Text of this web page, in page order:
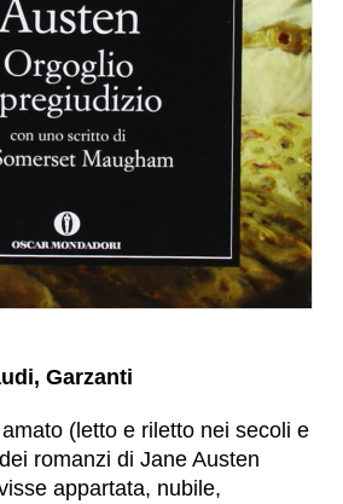
Garzanti
(letto e riletto nei secoli e
romanzi di Jane Austen
appartata, nubile,